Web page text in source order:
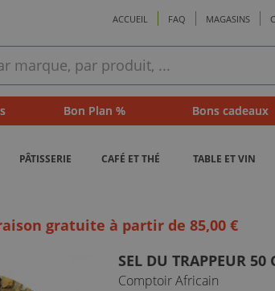
ACCUEIL FAQ MAGASINS
Bon Plan % Bons cadeaux
PÂTISSERIE CAFÉ ET THÉ TABLE ET VIN
gratuite à partir de 85,00 €
SEL DU TRAPPEUR 50
Comptoir Africain